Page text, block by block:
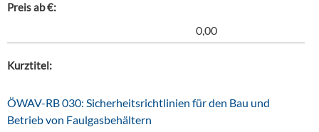
Preis ab €:
0,00
Kurztitel:
ÖWAV-RB 030: Sicherheitsrichtlinien für den Bau und
Betrieb von Faulgasbehältern